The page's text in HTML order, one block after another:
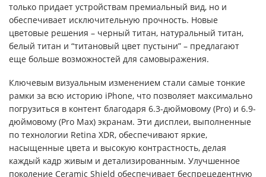
только придает устройствам премиальный вид, но и
обеспечивает исключительную прочность. Новые
цветовые решения – черный титан, натуральный титан,
белый титан и “титановый цвет пустыни” – предлагают
еще больше возможностей для самовыражения.
Ключевым визуальным изменением стали самые тонкие
рамки за всю историю iPhone, что позволяет максимально
погрузиться в контент благодаря 6.3-дюймовому (Pro) и 6.9-
дюймовому (Pro Max) экранам. Эти дисплеи, выполненные
по технологии Retina XDR, обеспечивают яркие,
насыщенные цвета и высокую контрастность, делая
каждый кадр живым и детализированным. Улучшенное
поколение Ceramic Shield обеспечивает беспрецедентную